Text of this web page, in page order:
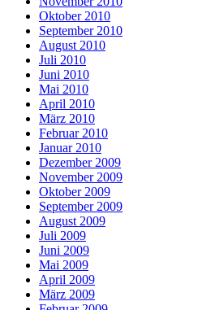
Oktober 2010
September 2010
August 2010
Juli 2010
Juni 2010
Mai 2010
April 2010
März 2010
Februar 2010
Januar 2010
Dezember 2009
November 2009
Oktober 2009
September 2009
August 2009
Juli 2009
Juni 2009
Mai 2009
April 2009
März 2009